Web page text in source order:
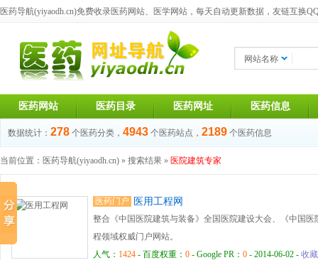
医药导航(yiyaodh.cn)免费收录医药网站、医学网站，每天自动更新数据，友链互换
网站名称
医药网站 医药目录 医药网址 医药信息
数据统计： 278 个医药分类， 4943 个医药站点， 2189 个医药信息
当前位置： 医药导航(yiyaodh.cn) » 搜索结果 » 医院建筑专家
医药门户 医用工程网
整合《中国医院建筑与装备》全国医院建设大会、《中国
程领域权威门户网站。
人气： 1424 - 百度权重： 0 - Google PR： 0 - 2014-06-02 - 收藏